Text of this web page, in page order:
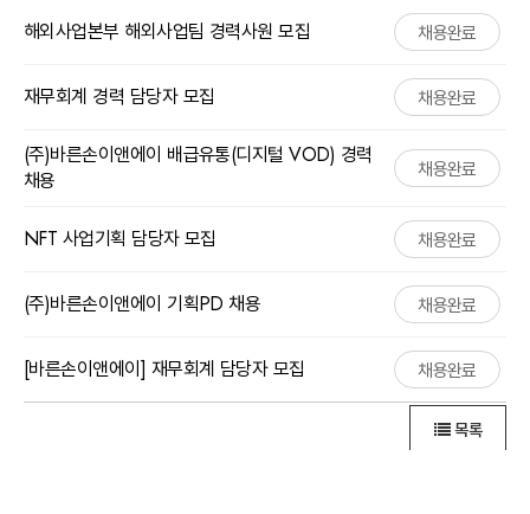
해외사업본부 해외사업팀 경력사원 모집 채용완료
재무회계 경력 담당자 모집 채용완료
(주)바른손이앤에이 배급유통(디지털 VOD) 경력
채용
채용완료
NFT 사업기획 담당자 모집 채용완료
(주)바른손이앤에이 기획PD 채용 채용완료
[바른손이앤에이] 재무회계 담당자 모집 채용완료
목록